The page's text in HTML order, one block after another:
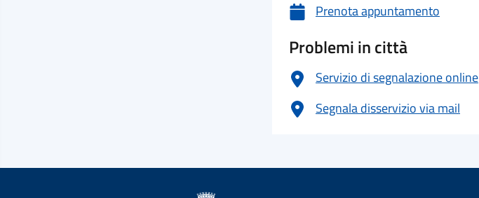
Prenota appuntamento
Problemi in città
Servizio di segnalazione online
Segnala disservizio via mail